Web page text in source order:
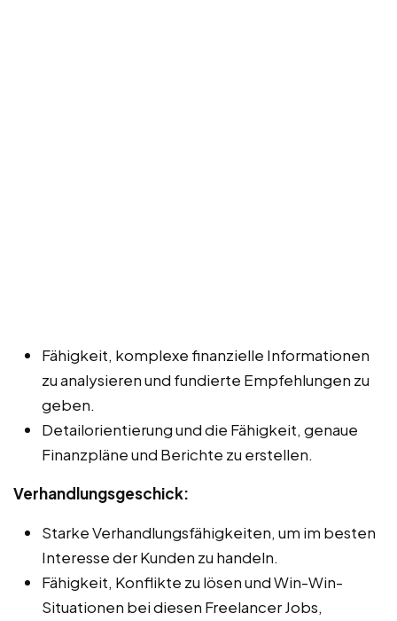
Fähigkeit, komplexe finanzielle Informationen
zu analysieren und fundierte Empfehlungen zu
geben.
Detailorientierung und die Fähigkeit, genaue
Finanzpläne und Berichte zu erstellen.
Verhandlungsgeschick:
Starke Verhandlungsfähigkeiten, um im besten
Interesse der Kunden zu handeln.
Fähigkeit, Konflikte zu lösen und Win-Win-
Situationen bei diesen Freelancer Jobs,